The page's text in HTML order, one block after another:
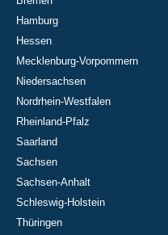
Hamburg
Hessen
Mecklenburg-Vorpommern
Niedersachsen
Nordrhein-Westfalen
Rheinland-Pfalz
Saarland
Sachsen
Sachsen-Anhalt
Schleswig-Holstein
Thüringen